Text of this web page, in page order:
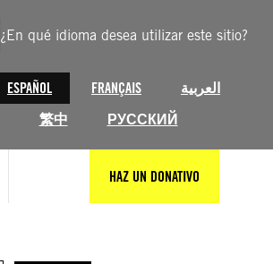
¿En qué idioma desea utilizar este sitio?
ESPAÑOL FRANÇAIS
العربية
繁中 РУССКИЙ
HAZ UN DONATIVO